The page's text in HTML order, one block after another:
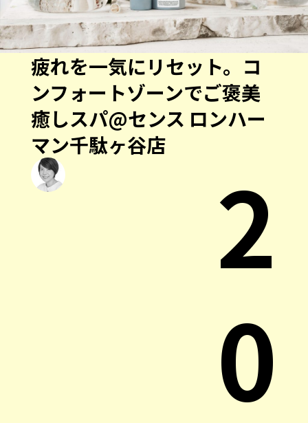
疲れを一気にリセット。コ
ンフォートゾーンでご褒美
癒しスパ@センス ロンハー
マン千駄ヶ谷店
2
0